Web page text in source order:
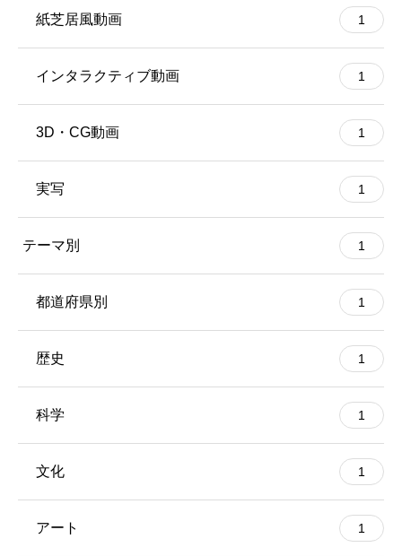
紙芝居風動画 1
インタラクティブ動画 1
3D・CG動画 1
実写 1
テーマ別 1
都道府県別 1
歴史 1
科学 1
文化 1
アート 1